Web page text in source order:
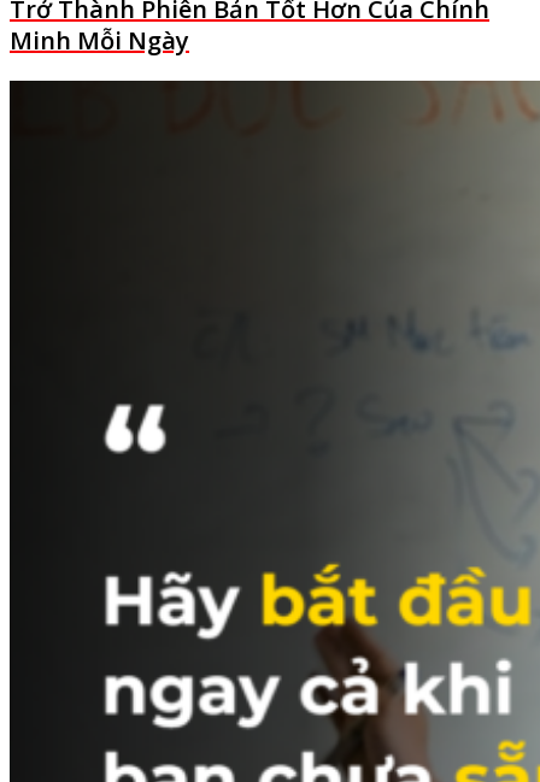
Trở Thành Phiên Bản Tốt Hơn Của Chính
Minh Mỗi Ngày